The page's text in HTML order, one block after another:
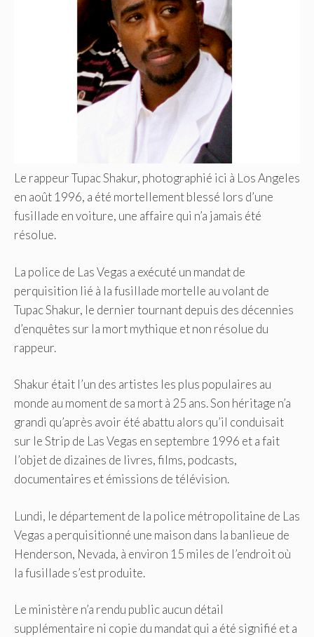
Le rappeur Tupac Shakur, photographié ici à Los Angeles
en août 1996, a été mortellement blessé lors d’une
fusillade en voiture, une affaire qui n’a jamais été
résolue.
La police de Las Vegas a exécuté un mandat de
perquisition lié à la fusillade mortelle au volant de
Tupac Shakur, le dernier tournant depuis des décennies
d’enquêtes sur la mort mythique et non résolue du
rappeur.
Shakur était l’un des artistes les plus populaires au
monde au moment de sa mort à 25 ans. Son héritage n’a
grandi qu’après avoir été abattu alors qu’il conduisait
sur le Strip de Las Vegas en septembre 1996 et a fait
l’objet de dizaines de livres, films, podcasts,
documentaires et émissions de télévision.
Lundi, le département de la police métropolitaine de Las
Vegas a perquisitionné une maison dans la banlieue de
Henderson, Nevada, à environ 15 miles de l’endroit où
la fusillade s’est produite.
Le ministère n’a rendu public aucun détail
supplémentaire ni copie du mandat qui a été signifié et a